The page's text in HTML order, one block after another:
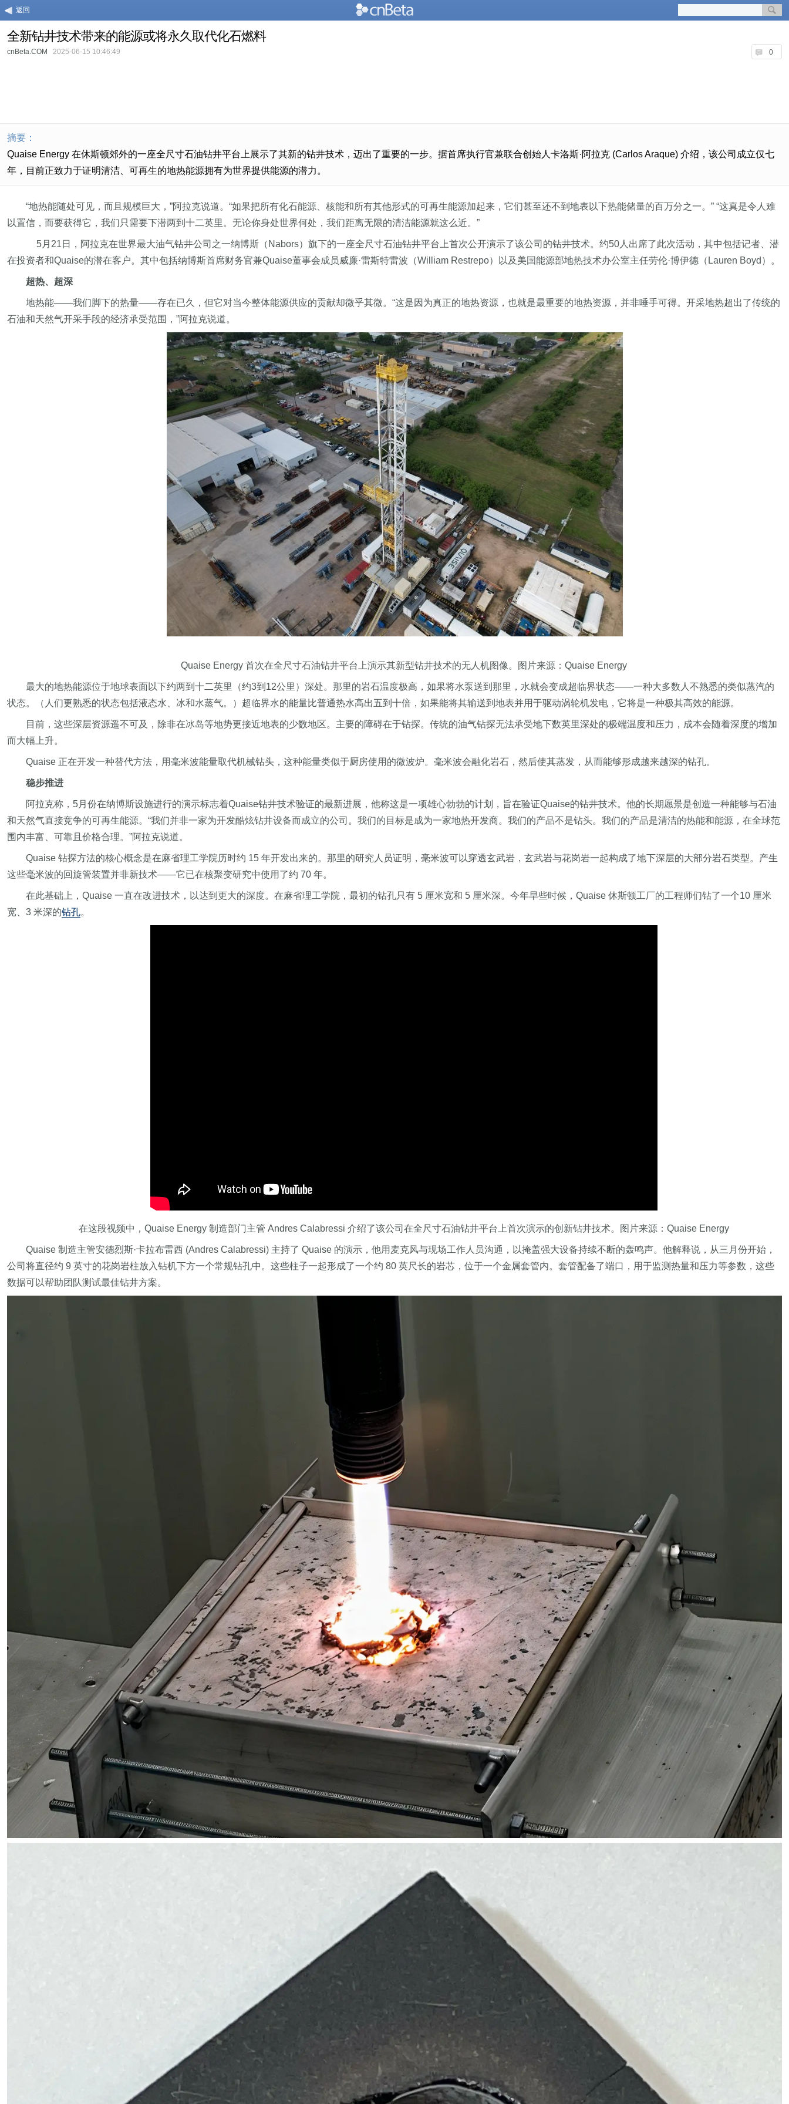
返回
全新钻井技术带来的能源或将永久取代化石燃料
0
cnBeta.COM 2025-06-15 10:46:49
摘要：
Quaise Energy 在休斯顿郊外的一座全尺寸石油钻井平台上展示了其新的钻井技术，迈出了重要的一步。据首席执行官兼联合创始人卡洛斯·阿拉克 (Carlos Araque) 介绍，该公司成立仅七
年，目前正致力于证明清洁、可再生的地热能源拥有为世界提供能源的潜力。
“地热能随处可见，而且规模巨大，”阿拉克说道。“如果把所有化石能源、核能和所有其他形式的可再生能源加起来，它们甚至还不到地表以下热能储量的百万分之一。” “这真是令人难
以置信，而要获得它，我们只需要下潜两到十二英里。无论你身处世界何处，我们距离无限的清洁能源就这么近。”
5月21日，阿拉克在世界最大油气钻井公司之一纳博斯（Nabors）旗下的一座全尺寸石油钻井平台上首次公开演示了该公司的钻井技术。约50人出席了此次活动，其中包括记者、潜
在投资者和Quaise的潜在客户。其中包括纳博斯首席财务官兼Quaise董事会成员威廉·雷斯特雷波（William Restrepo）以及美国能源部地热技术办公室主任劳伦·博伊德（Lauren Boyd）。
超热、超深
地热能——我们脚下的热量——存在已久，但它对当今整体能源供应的贡献却微乎其微。“这是因为真正的地热资源，也就是最重要的地热资源，并非唾手可得。开采地热超出了传统的
石油和天然气开采手段的经济承受范围，”阿拉克说道。
Quaise Energy 首次在全尺寸石油钻井平台上演示其新型钻井技术的无人机图像。图片来源：Quaise Energy
最大的地热能源位于地球表面以下约两到十二英里（约3到12公里）深处。那里的岩石温度极高，如果将水泵送到那里，水就会变成超临界状态——一种大多数人不熟悉的类似蒸汽的
状态。（人们更熟悉的状态包括液态水、冰和水蒸气。）超临界水的能量比普通热水高出五到十倍，如果能将其输送到地表并用于驱动涡轮机发电，它将是一种极其高效的能源。
目前，这些深层资源遥不可及，除非在冰岛等地势更接近地表的少数地区。主要的障碍在于钻探。传统的油气钻探无法承受地下数英里深处的极端温度和压力，成本会随着深度的增加
而大幅上升。
Quaise 正在开发一种替代方法，用毫米波能量取代机械钻头，这种能量类似于厨房使用的微波炉。毫米波会融化岩石，然后使其蒸发，从而能够形成越来越深的钻孔。
稳步推进
阿拉克称，5月份在纳博斯设施进行的演示标志着Quaise钻井技术验证的最新进展，他称这是一项雄心勃勃的计划，旨在验证Quaise的钻井技术。他的长期愿景是创造一种能够与石油
和天然气直接竞争的可再生能源。“我们并非一家为开发酷炫钻井设备而成立的公司。我们的目标是成为一家地热开发商。我们的产品不是钻头。我们的产品是清洁的热能和能源，在全球范
围内丰富、可靠且价格合理。”阿拉克说道。
Quaise 钻探方法的核心概念是在麻省理工学院历时约 15 年开发出来的。那里的研究人员证明，毫米波可以穿透玄武岩，玄武岩与花岗岩一起构成了地下深层的大部分岩石类型。产生
这些毫米波的回旋管装置并非新技术——它已在核聚变研究中使用了约 70 年。
在此基础上，Quaise 一直在改进技术，以达到更大的深度。在麻省理工学院，最初的钻孔只有 5 厘米宽和 5 厘米深。今年早些时候，Quaise 休斯顿工厂的工程师们钻了一个10 厘米
宽、3 米深的钻孔。
在这段视频中，Quaise Energy 制造部门主管 Andres Calabressi 介绍了该公司在全尺寸石油钻井平台上首次演示的创新钻井技术。图片来源：Quaise Energy
Quaise 制造主管安德烈斯·卡拉布雷西 (Andres Calabressi) 主持了 Quaise 的演示，他用麦克风与现场工作人员沟通，以掩盖强大设备持续不断的轰鸣声。他解释说，从三月份开始，
公司将直径约 9 英寸的花岗岩柱放入钻机下方一个常规钻孔中。这些柱子一起形成了一个约 80 英尺长的岩芯，位于一个金属套管内。套管配备了端口，用于监测热量和压力等参数，这些
数据可以帮助团队测试最佳钻井方案。